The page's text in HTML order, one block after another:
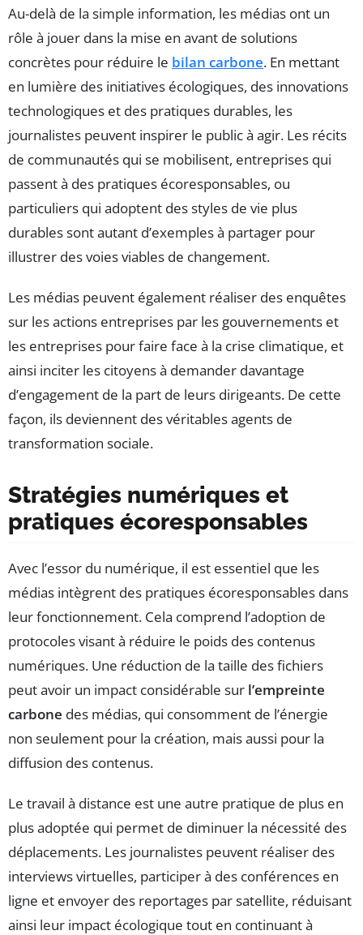
Au-delà de la simple information, les médias ont un
rôle à jouer dans la mise en avant de solutions
concrètes pour réduire le bilan carbone. En mettant
en lumière des initiatives écologiques, des innovations
technologiques et des pratiques durables, les
journalistes peuvent inspirer le public à agir. Les récits
de communautés qui se mobilisent, entreprises qui
passent à des pratiques écoresponsables, ou
particuliers qui adoptent des styles de vie plus
durables sont autant d’exemples à partager pour
illustrer des voies viables de changement.
Les médias peuvent également réaliser des enquêtes
sur les actions entreprises par les gouvernements et
les entreprises pour faire face à la crise climatique, et
ainsi inciter les citoyens à demander davantage
d’engagement de la part de leurs dirigeants. De cette
façon, ils deviennent des véritables agents de
transformation sociale.
Stratégies numériques et
pratiques écoresponsables
Avec l’essor du numérique, il est essentiel que les
médias intègrent des pratiques écoresponsables dans
leur fonctionnement. Cela comprend l’adoption de
protocoles visant à réduire le poids des contenus
numériques. Une réduction de la taille des fichiers
peut avoir un impact considérable sur l’empreinte
carbone des médias, qui consomment de l’énergie
non seulement pour la création, mais aussi pour la
diffusion des contenus.
Le travail à distance est une autre pratique de plus en
plus adoptée qui permet de diminuer la nécessité des
déplacements. Les journalistes peuvent réaliser des
interviews virtuelles, participer à des conférences en
ligne et envoyer des reportages par satellite, réduisant
ainsi leur impact écologique tout en continuant à